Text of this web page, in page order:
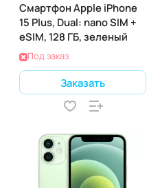
Смартфон Apple iPhone
15 Plus, Dual: nano SIM +
eSIM, 128 ГБ, зеленый
Под заказ
Заказать